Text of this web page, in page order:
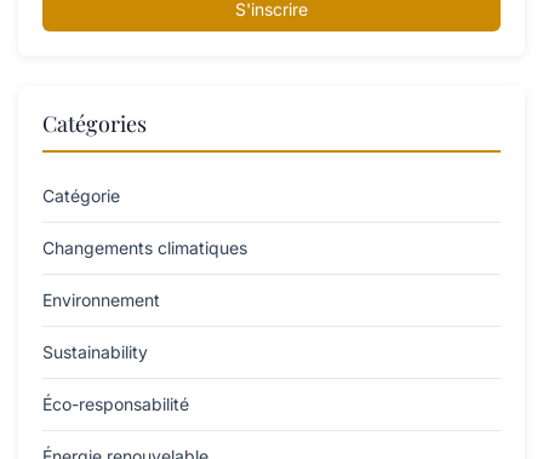
S'inscrire
Catégories
Catégorie
Changements climatiques
Environnement
Sustainability
Éco-responsabilité